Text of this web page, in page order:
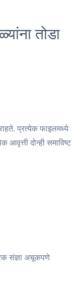
तोडा
प्रत्येक फाइलमध्ये
आवृत्ती दोन्ही समाविष्ट
संज्ञा अचूकपणे